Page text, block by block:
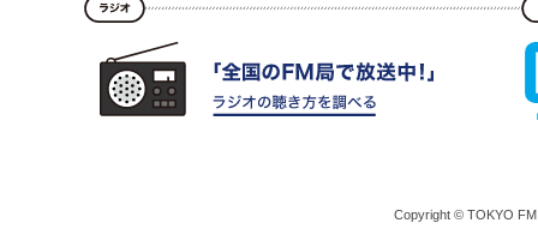
Copyright © TOKYO